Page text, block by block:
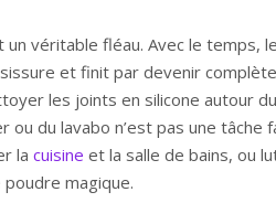
véritable fléau. Avec le temps,
et finit par devenir
les joints en silicone autour
ou du lavabo n’est pas une tâche
la cuisine et la salle de bains, ou
magique.